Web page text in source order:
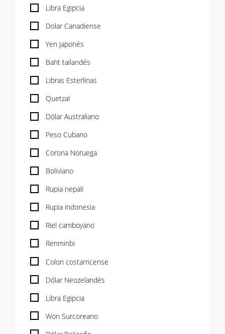
Libra Egipcia
Dolar Canadiense
Yen japonés
Baht tailandés
Libras Esterlinas
Quetzal
Dólar Australiano
Peso Cubano
Corona Noruega
Boliviano
Rupia nepali
Rupia indonesia
Riel camboyano
Renminbi
Colon costarricense
Dólar Neozelandés
Libra Egipcia
Won Surcoreano